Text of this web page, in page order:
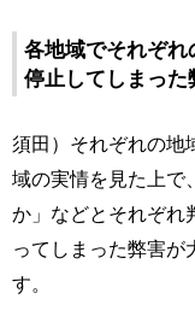
各地域でそれぞ
停止してしまった
須田）それぞれの地
域の実情を見た上で
か」などとそれぞれ
ってしまった弊害が
す。